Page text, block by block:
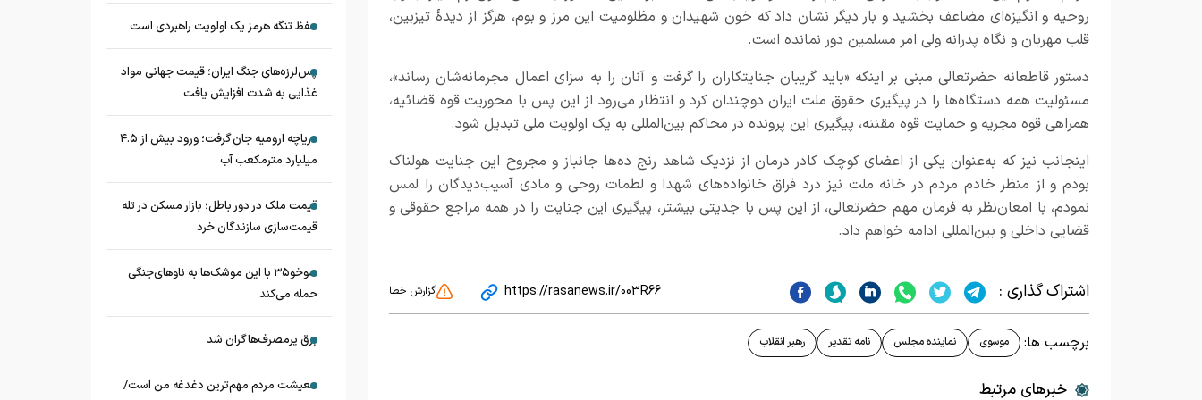
روحیه و انگیزه‌ای مضاعف بخشید و بار دیگر نشان داد که خون شهیدان و مظلومیت این مرز و بوم، هرگز از دیدهٔ تیزبین،
قلب مهربان و نگاه پدرانه ولی‌ امر مسلمین دور نمانده است.
دستور قاطعانه حضرتعالی مبنی بر اینکه «باید گریبان جنایتکاران را گرفت و آنان را به سزای اعمال مجرمانه‌شان رساند»،
مسئولیت همه دستگاه‌ها را در پیگیری حقوق ملت ایران دوچندان کرد و انتظار می‌رود از این پس با محوریت قوه قضائیه،
همراهی قوه مجریه و حمایت قوه مقننه، پیگیری این پرونده در محاکم بین‌المللی به یک اولویت ملی تبدیل شود.
اینجانب نیز که به‌عنوان یکی از اعضای کوچک کادر درمان از نزدیک شاهد رنج ده‌ها جانباز و مجروح این جنایت هولناک
بودم و از منظر خادم مردم در خانه ملت نیز درد فراق خانواده‌های شهدا و لطمات روحی و مادی آسیب‌دیدگان را لمس
نمودم، با امعان‌نظر به فرمان مهم حضرتعالی، از این پس با جدیتی بیشتر، پیگیری این جنایت را در همه مراجع حقوقی و
قضایی داخلی و بین‌المللی ادامه خواهم داد.
اشتراک گذاری : https://rasanews.ir/003R66 گزارش خطا
برچسب ها: موسوی نماینده مجلس نامه تقدیر رهبر انقلاب
خبرهای مرتبط
حفظ تنگه هرمز یک اولویت راهبردی است
پس‌لرزه‌های جنگ ایران؛ قیمت جهانی مواد
غذایی به شدت افزایش یافت
دریاچه ارومیه جان گرفت؛ ورود بیش از ۴.۵
میلیارد مترمکعب آب
قیمت ملک در دور باطل؛ بازار مسکن در تله
قیمت‌سازی سازندگان خرد
سوخو۳۵ با این موشک‌ها به ناوهای‌جنگی
حمله می‌کند
برق پرمصرف‌ها گران شد
معیشت مردم مهم‌ترین دغدغه من است/